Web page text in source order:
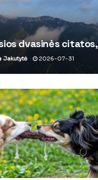
dvasinės
Jakutytė 2026-07-31